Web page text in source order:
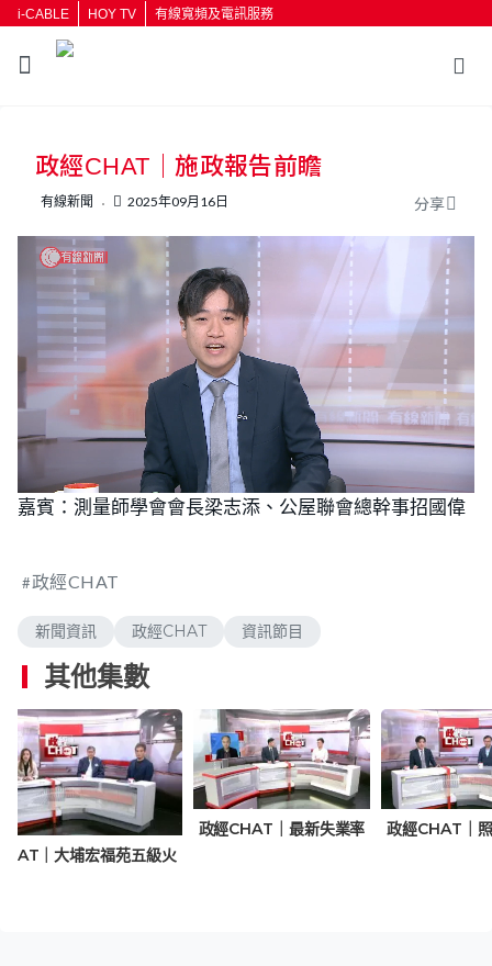
i-CABLE HOY TV 有線寬頻及電訊服務
按輸入鍵開始搜尋
政經CHAT｜施政報告前瞻
有線新聞 2025年09月16日 分享
U
n
m
u
L
o
a
d
%
嘉賓：測量師學會會長梁志添、公屋聯會總幹事招國偉
政經CHAT
新聞資訊 政經CHAT 資訊節目
其他集數
｜大埔宏福苑五級火
政經CHAT｜最新失業率 政經CHAT｜